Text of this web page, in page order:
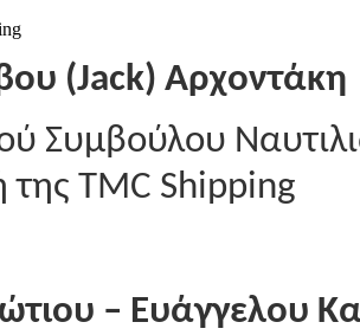
(Jack) Αρχοντάκη
Συμβούλου
της TMC Shipping
– Ευάγγελου